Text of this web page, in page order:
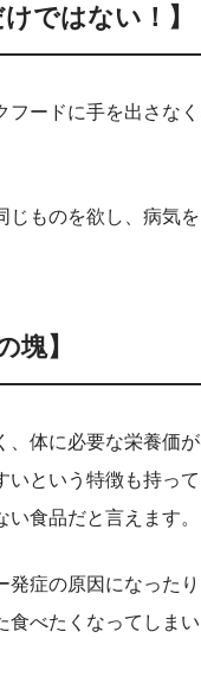
ではない！】
ードに手を出さな
ものを欲し、病気
塊】
体に必要な栄養価
という特徴も持っ
食品だと言えます。
症の原因になった
べたくなってしまい